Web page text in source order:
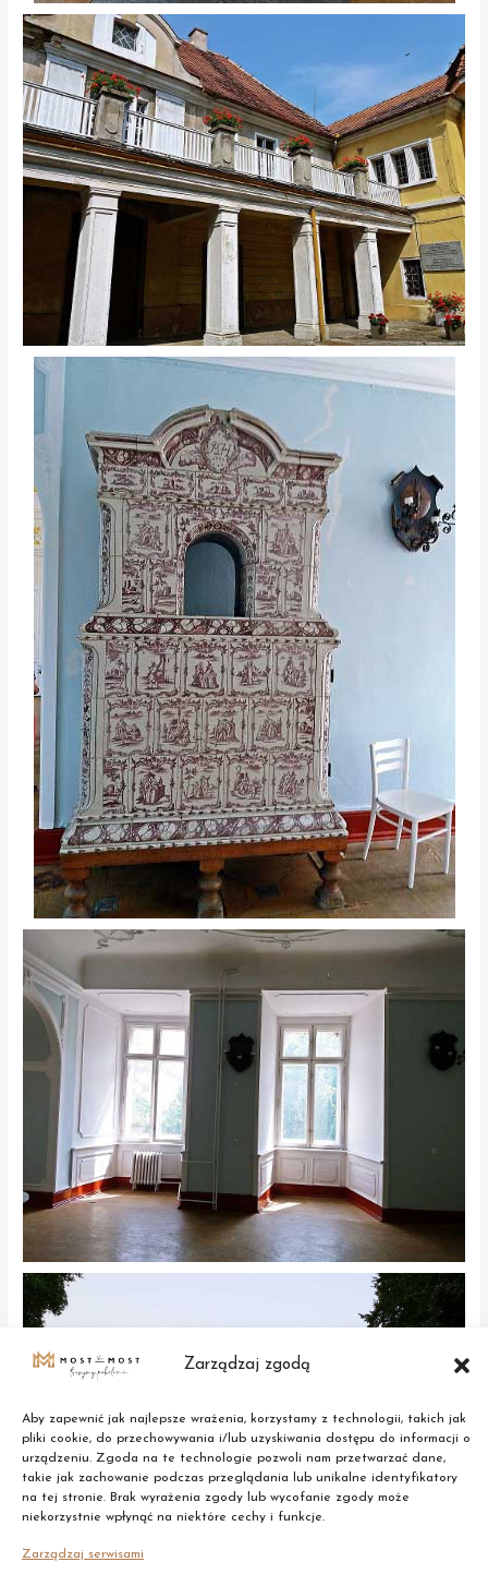
Zarządzaj zgodą
Aby zapewnić jak najlepsze wrażenia, korzystamy z technologii, takich jak
pliki cookie, do przechowywania i/lub uzyskiwania dostępu do informacji o
urządzeniu. Zgoda na te technologie pozwoli nam przetwarzać dane,
takie jak zachowanie podczas przeglądania lub unikalne identyfikatory
na tej stronie. Brak wyrażenia zgody lub wycofanie zgody może
niekorzystnie wpłynąć na niektóre cechy i funkcje.
Zarządzaj serwisami